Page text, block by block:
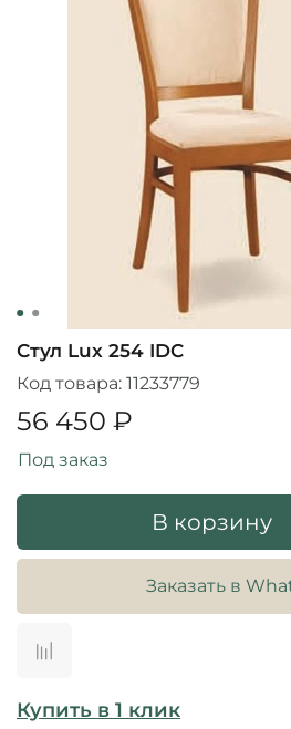
Стул Lux 254 IDC
Код товара: 11233779
56 450 ₽
В корзину
Заказать в
Купить в 1 клик
Под заказ